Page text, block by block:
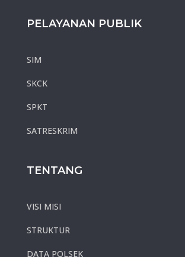
PELAYANAN PUBLIK
SIM
SKCK
SPKT
SATRESKRIM
TENTANG
VISI MISI
STRUKTUR
DATA POLSEK